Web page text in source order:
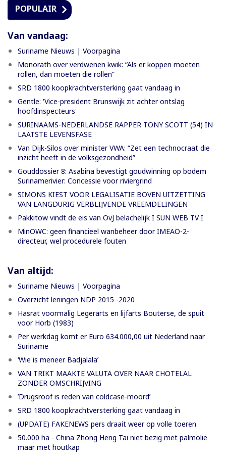
POPULAIR
Van vandaag:
Suriname Nieuws | Voorpagina
Monorath over verdwenen kwik: “Als er koppen moeten
rollen, dan moeten die rollen”
SRD 1800 koopkrachtversterking gaat vandaag in
Gentle: 'Vice-president Brunswijk zit achter ontslag
hoofdinspecteurs'
SURINAAMS-NEDERLANDSE RAPPER TONY SCOTT (54) IN
LAATSTE LEVENSFASE
Van Dijk-Silos over minister VWA: “Zet een technocraat die
inzicht heeft in de volksgezondheid”
Gouddossier 8: Asabina bevestigt goudwinning op bodem
Surinamerivier: Concessie voor riviergrind
SIMONS KIEST VOOR LEGALISATIE BOVEN UITZETTING
VAN LANGDURIG VERBLIJVENDE VREEMDELINGEN
Pakkitow vindt de eis van OvJ belachelijk I SUN WEB TV I
MinOWC: geen financieel wanbeheer door IMEAO-2-
directeur, wel procedurele fouten
Van altijd:
Suriname Nieuws | Voorpagina
Overzicht leningen NDP 2015 -2020
Hasrat voormalig Legerarts en lijfarts Bouterse, de spuit
voor Horb (1983)
Per werkdag komt er Euro 634.000,00 uit Nederland naar
Suriname
‘Wie is meneer Badjalala’
VAN TRIKT MAAKTE VALUTA OVER NAAR CHOTELAL
ZONDER OMSCHRIJVING
’Drugsroof is reden van coldcase-moord’
SRD 1800 koopkrachtversterking gaat vandaag in
(UPDATE) FAKENEWS pers draait weer op volle toeren
50.000 ha - China Zhong Heng Tai niet bezig met palmolie
maar met houtkap